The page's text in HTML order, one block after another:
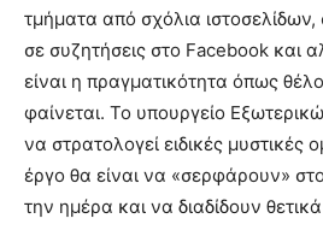
τμήματα από σχόλια ιστοσελίδων,
σε συζητήσεις στο Facebook και
είναι η πραγματικότητα όπως
φαίνεται. Το υπουργείο
να στρατολογεί ειδικές μυστικές
έργο θα είναι να «σερφάρουν»
την ημέρα και να διαδίδουν